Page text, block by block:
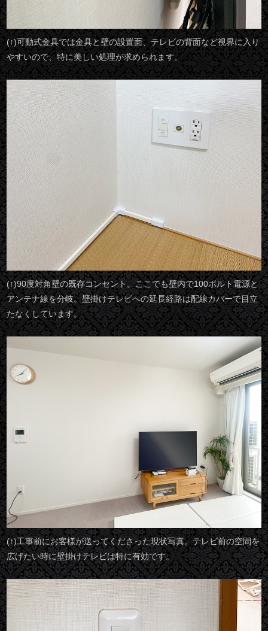
(↑)可動式金具では金具と壁の設置面、テレビの背面など視界に入り
やすいので、特に美しい処理が求められます。
(↑)90度対角壁の既存コンセント。ここでも壁内で100ボルト電源と
アンテナ線を分岐。壁掛けテレビへの延長経路は配線カバーで目立
たなくしています。
(↑)工事前にお客様が送ってくださった現状写真。テレビ前の空間を
広げたい時に壁掛けテレビは特に有効です。